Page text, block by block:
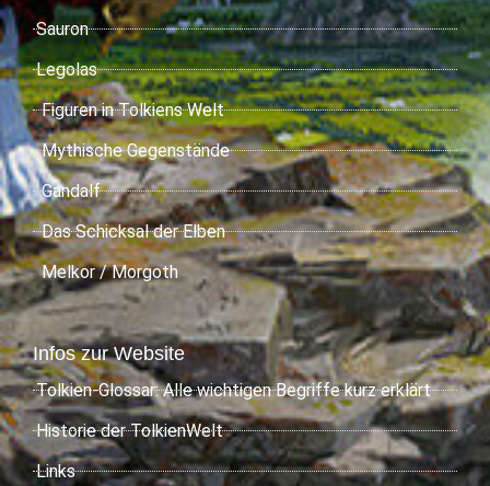
Sauron
Legolas
Figuren in Tolkiens Welt
Mythische Gegenstände
Gandalf
Das Schicksal der Elben
Melkor / Morgoth
Infos zur Website
Tolkien-Glossar: Alle wichtigen Begriffe kurz erklärt
Historie der TolkienWelt
Links